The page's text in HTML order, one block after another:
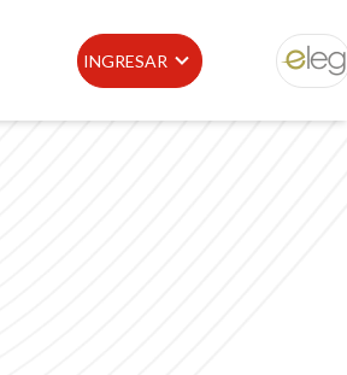
INGRESAR ELEG